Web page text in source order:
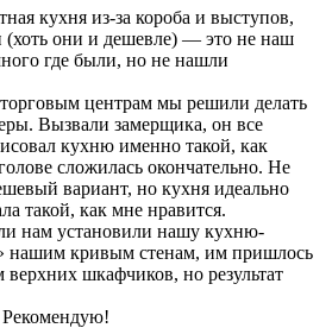
кухня из-за короба и выступов,
(хоть они и дешевле) — это не наш
где были, но не нашли
центрам мы решили делать
Вызвали замерщика, он все
кухню именно такой, как
сложилась окончательно. Не
вариант, но кухня идеально
такой, как мне нравится.
нам установили нашу кухню-
нашим кривым стенам, им пришлось
шкафчиков, но результат